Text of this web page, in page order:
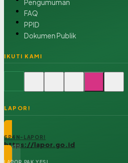
Pengumuman
FAQ
PPID
Dokumen Publik
IKUTI KAMI
LAPOR!
SP4N-LAPOR!
https://lapor.go.id
LAPOR PAK YES!